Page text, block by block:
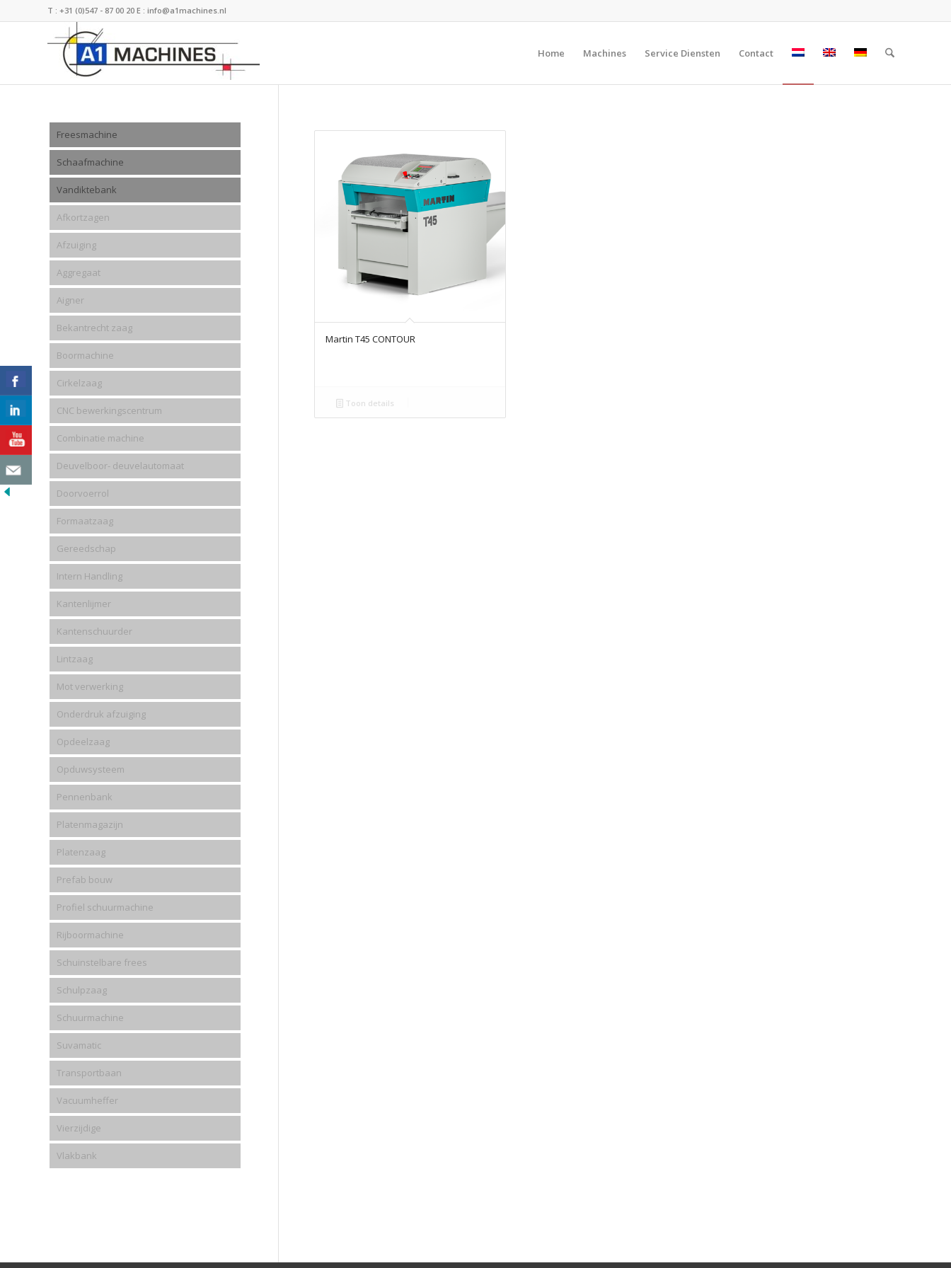
T : +31 (0)547 - 87 00 20 E : info@a1machines.nl
Home Machines Service Diensten Contact
Martin T45 CONTOUR
Toon details
Freesmachine
Schaafmachine
Vandiktebank
Afkortzagen
Afzuiging
Aggregaat
Aigner
Bekantrecht zaag
Boormachine
Cirkelzaag
CNC bewerkingscentrum
Combinatie machine
Deuvelboor- deuvelautomaat
Doorvoerrol
Formaatzaag
Gereedschap
Intern Handling
Kantenlijmer
Kantenschuurder
Lintzaag
Mot verwerking
Onderdruk afzuiging
Opdeelzaag
Opduwsysteem
Pennenbank
Platenmagazijn
Platenzaag
Prefab bouw
Profiel schuurmachine
Rijboormachine
Schuinstelbare frees
Schulpzaag
Schuurmachine
Suvamatic
Transportbaan
Vacuumheffer
Vierzijdige
Vlakbank